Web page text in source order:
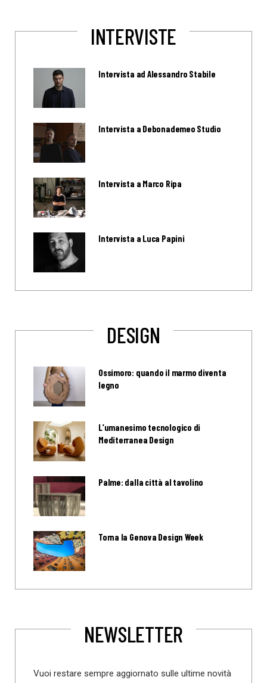
INTERVISTE
Intervista ad Alessandro Stabile
Intervista a Debonademeo Studio
Intervista a Marco Ripa
Intervista a Luca Papini
DESIGN
Ossimoro: quando il marmo diventa
legno
L’umanesimo tecnologico di
Mediterranea Design
Palme: dalla città al tavolino
Torna la Genova Design Week
NEWSLETTER
Vuoi restare sempre aggiornato sulle ultime novità